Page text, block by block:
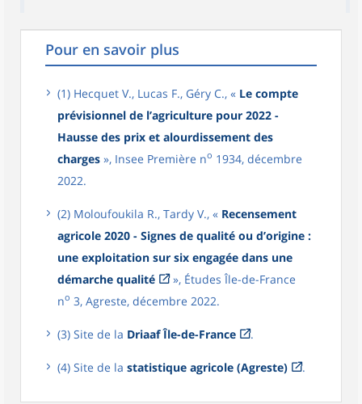
Pour en savoir plus
(1) Hecquet V., Lucas F., Géry C., « Le compte
prévisionnel de l’agriculture pour 2022 -
Hausse des prix et alourdissement des
charges », Insee Première no 1934, décembre
2022.
(2) Moloufoukila R., Tardy V., « Recensement
agricole 2020 - Signes de qualité ou d’origine :
une exploitation sur six engagée dans une
démarche qualité
», Études Île-de-France
no 3, Agreste, décembre 2022.
(3) Site de la Driaaf Île-de-France .
(4) Site de la statistique agricole (Agreste) .